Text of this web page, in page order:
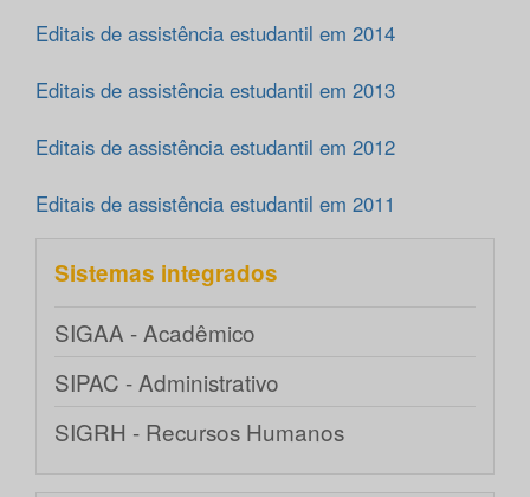
Editais de assistência estudantil em 2014
Editais de assistência estudantil em 2013
Editais de assistência estudantil em 2012
Editais de assistência estudantil em 2011
Sistemas integrados
SIGAA - Acadêmico
SIPAC - Administrativo
SIGRH - Recursos Humanos